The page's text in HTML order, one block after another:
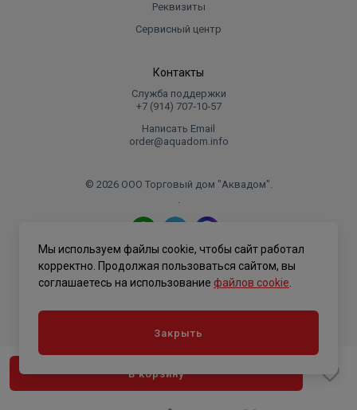
В корзину
Реквизиты
Сервисный центр
Контакты
Служба поддержки
+7 (914) 707‑10‑57
Написать Email
order@aquadom.info
© 2026 ООО Торговый дом "Аквадом".
.
Политика конфиденциальности
Мы используем файлы cookie, чтобы сайт работал
корректно. Продолжая пользоваться сайтом, вы
соглашаетесь на использование файлов cookie
Закрыть